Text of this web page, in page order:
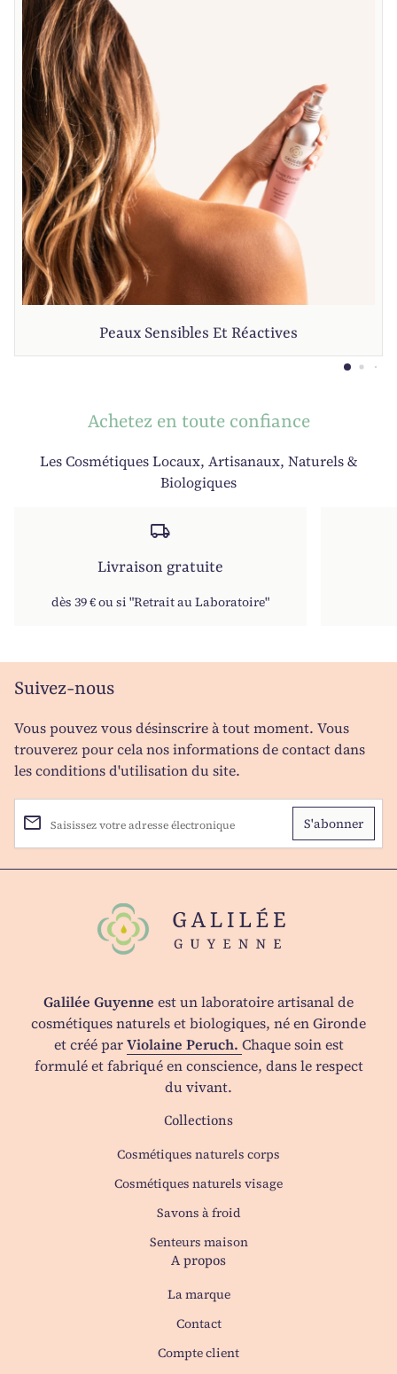
Peaux Sensibles Et Réactives
Achetez en toute confiance
Les Cosmétiques Locaux, Artisanaux, Naturels &
Biologiques
local_shipping
Livraison gratuite
dès 39 € ou si "Retrait au Laboratoire"
Suivez-nous
Vous pouvez vous désinscrire à tout moment. Vous
trouverez pour cela nos informations de contact dans
les conditions d'utilisation du site.
Saisissez votre adresse électronique
email
Accueil
Galilée Guyenne est un laboratoire artisanal de
cosmétiques naturels et biologiques, né en Gironde
et créé parViolaine Peruch. Chaque soin est
formulé et fabriqué en conscience, dans le respect
du vivant.
Collections
Cosmétiques naturels corps
Cosmétiques naturels visage
Savons à froid
Senteurs maison
A propos
La marque
Contact
Compte client(le lien s'ouvre dans un
(le lien s'ouvre dans un